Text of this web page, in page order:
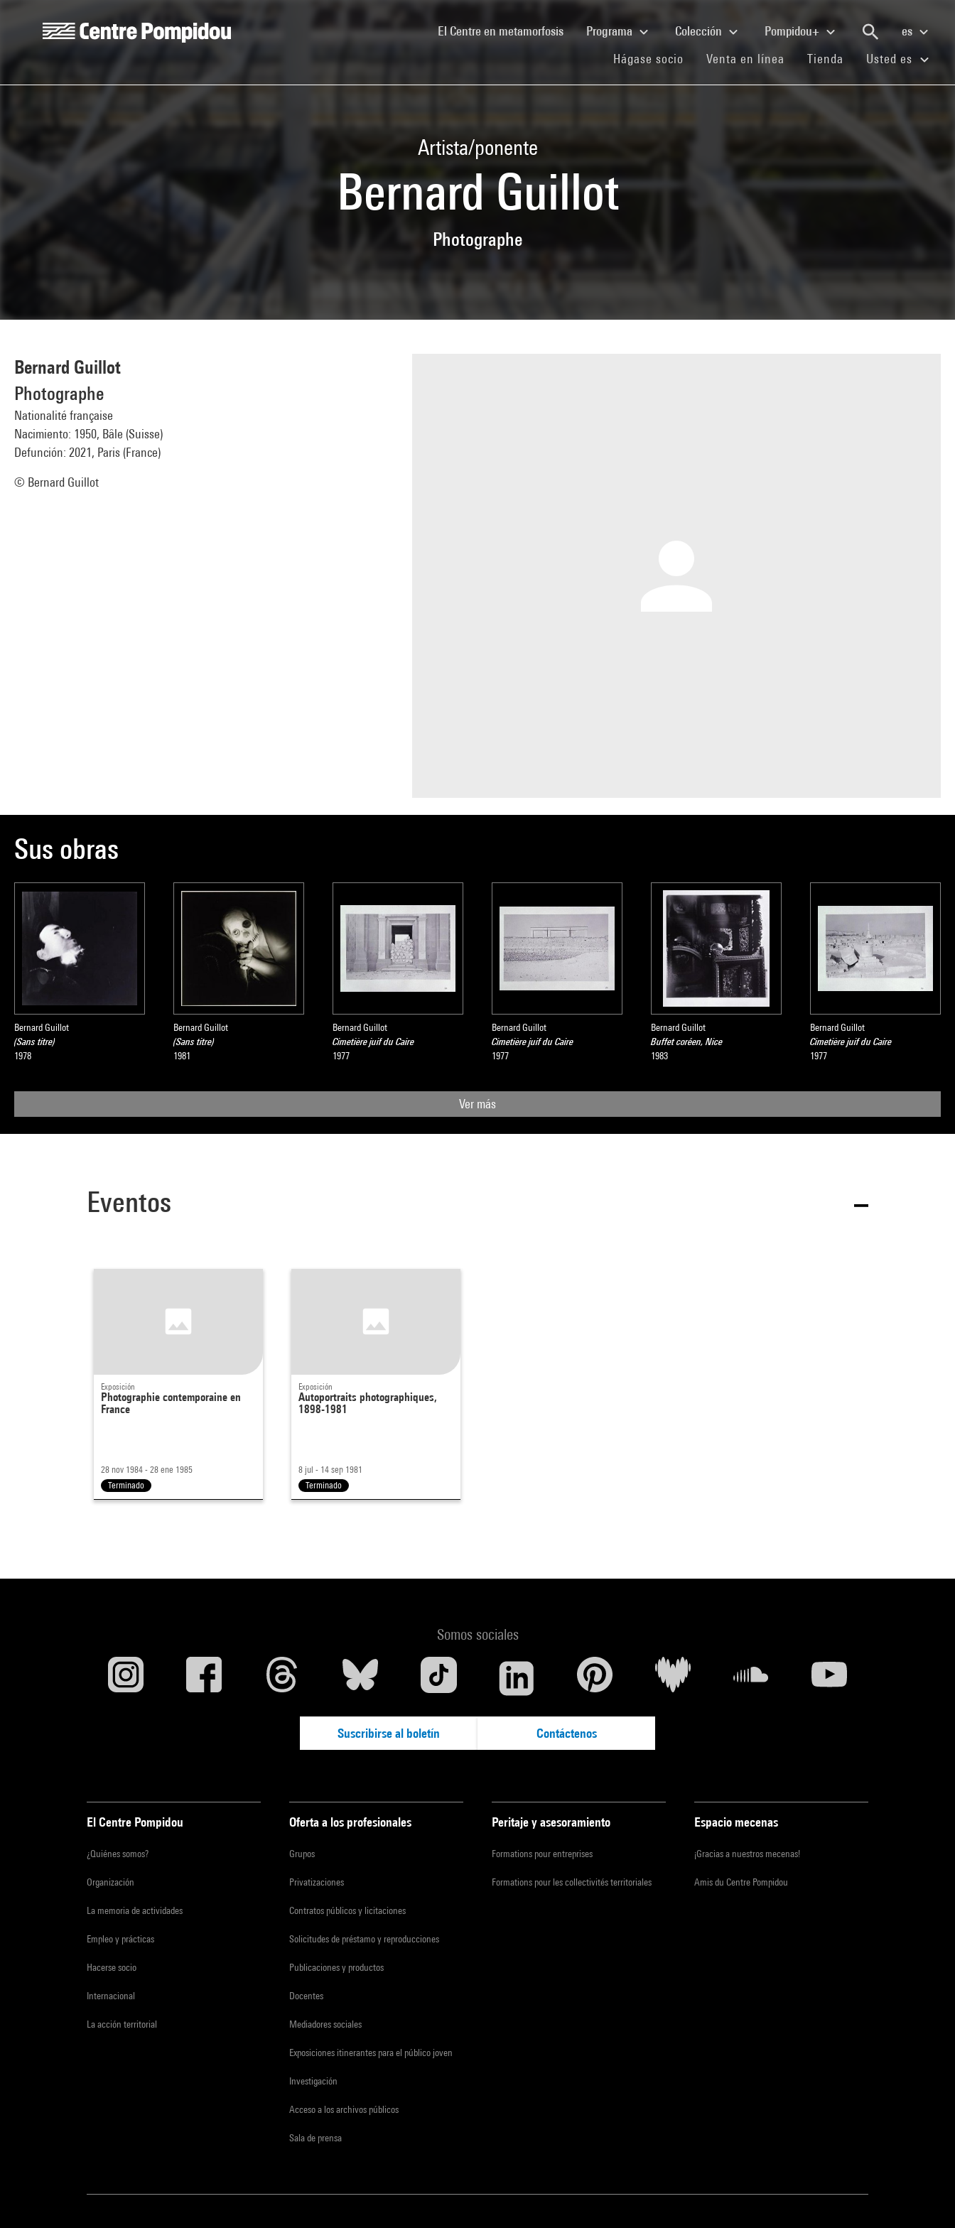
El Centre en metamorfosis(current)Programa Colección Pompidou+
es
Hágase socio (current)
Venta en línea (current)
Tienda (current)
Usted es
Artista/ponente
Bernard Guillot
Photographe
Bernard Guillot
Photographe
Nationalité française
Nacimiento: 1950, Bâle (Suisse)
Defunción: 2021, Paris (France)
© Bernard Guillot
Sus obras
Bernard Guillot
(Sans titre)
1978
Bernard Guillot
(Sans titre)
1981
Bernard Guillot
Cimetière juif du Caire
1977
Bernard Guillot
Cimetière juif du Caire
1977
Bernard Guillot
Buffet coréen, Nice
1983
Bernard Guillot
Cimetière juif du Caire
1977
Ver más
Eventos
Exposición
Photographie contemporaine en
France
28 nov 1984 - 28 ene 1985
Terminado
Exposición
Autoportraits photographiques,
1898-1981
8 jul - 14 sep 1981
Terminado
Somos sociales
Suscribirse al boletín Contáctenos
El Centre Pompidou
¿Quiénes somos?
Organización
La memoria de actividades
Empleo y prácticas
Hacerse socio
Internacional
La acción territorial
Oferta a los profesionales
Grupos
Privatizaciones
Contratos públicos y licitaciones
Solicitudes de préstamo y reproducciones
Publicaciones y productos
Docentes
Mediadores sociales
Exposiciones itinerantes para el público joven
Investigación
Acceso a los archivos públicos
Sala de prensa
Peritaje y asesoramiento
Formations pour entreprises
Formations pour les collectivités territoriales
Espacio mecenas
¡Gracias a nuestros mecenas!
Amis du Centre Pompidou